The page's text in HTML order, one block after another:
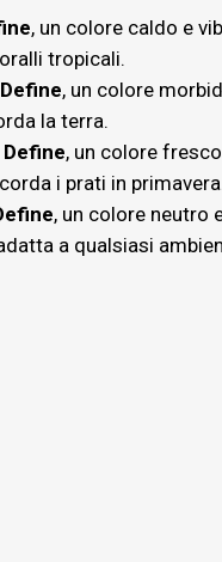
, un colore caldo e
tropicali.
, un colore
la terra.
, un colore
i prati in primavera.
, un colore neutro
a qualsiasi